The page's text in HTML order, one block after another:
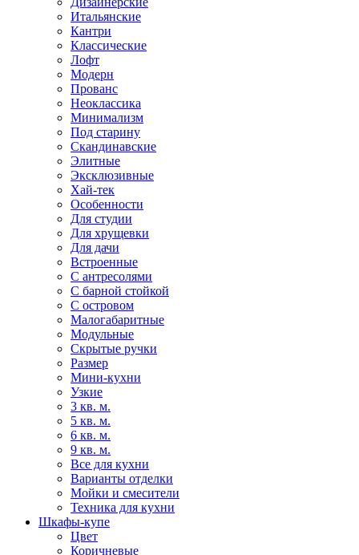
Итальянские
Кантри
Классические
Лофт
Модерн
Прованс
Неоклассика
Минимализм
Под старину
Скандинавские
Элитные
Эксклюзивные
Хай-тек
Особенности
Для студии
Для хрущевки
Для дачи
Встроенные
С антресолями
С барной стойкой
С островом
Малогабаритные
Модульные
Скрытые ручки
Размер
Мини-кухни
Узкие
3 кв. м.
5 кв. м.
6 кв. м.
9 кв. м.
Все для кухни
Варианты отделки
Мойки и смесители
Техника для кухни
Шкафы-купе
Цвет
Коричневые